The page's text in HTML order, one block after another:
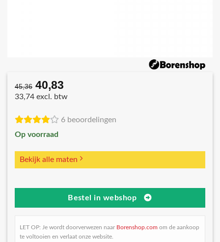
45,36 Oorspronkelijke
prijs
€45,36.
40,83
prijs
€40,83.
33,74 excl. btw
6 beoordelingen
Op voorraad
Bekijk alle maten
Bestel in webshop
LET OP: Je wordt doorverwezen naar Borenshop.com om de aankoop
te voltooien en verlaat onze website.